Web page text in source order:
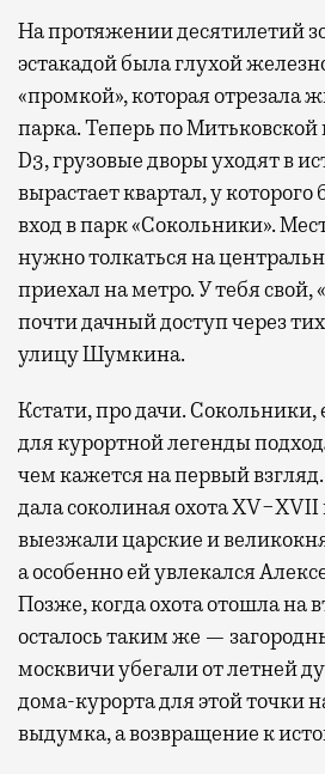
На протяжении десятилетий
эстакадой была глухой
«промкой», которая отрезала
парка. Теперь по Митьковской
D3, грузовые дворы уходят в
вырастает квартал, у которого
вход в парк «Сокольники».
нужно толкаться на
приехал на метро. У тебя свой,
почти дачный доступ через
улицу Шумкина.
Кстати, про дачи. Сокольники,
для курортной легенды
чем кажется на первый
дала соколиная охота XV−XVII
выезжали царские и
а особенно ей увлекался
Позже, когда охота отошла на
осталось таким же —
москвичи убегали от летней
дома-курорта для этой точки
выдумка, а возвращение к